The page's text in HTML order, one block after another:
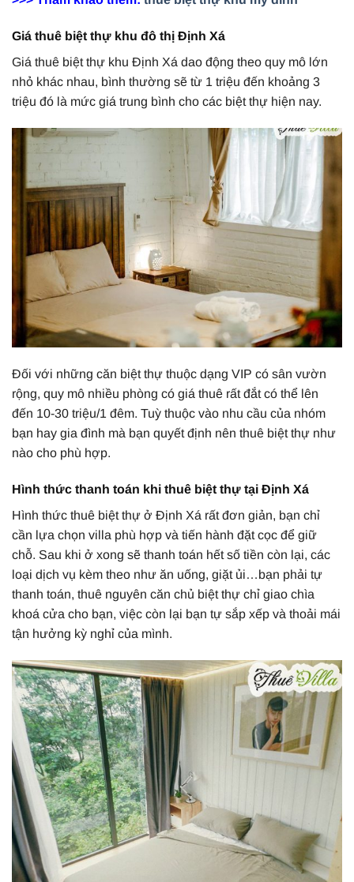
Giá thuê biệt thự khu đô thị Định Xá
Giá thuê biệt thự khu Định Xá dao động theo quy mô lớn
nhỏ khác nhau, bình thường sẽ từ 1 triệu đến khoảng 3
triệu đó là mức giá trung bình cho các biệt thự hiện nay.
Đối với những căn biệt thự thuộc dạng VIP có sân vườn
rộng, quy mô nhiều phòng có giá thuê rất đắt có thể lên
đến 10-30 triệu/1 đêm. Tuỳ thuộc vào nhu cầu của nhóm
bạn hay gia đình mà bạn quyết định nên thuê biệt thự như
nào cho phù hợp.
Hình thức thanh toán khi thuê biệt thự tại Định Xá
Hình thức thuê biệt thự ở Định Xá rất đơn giản, bạn chỉ
cần lựa chọn villa phù hợp và tiến hành đặt cọc để giữ
chỗ. Sau khi ở xong sẽ thanh toán hết số tiền còn lại, các
loại dịch vụ kèm theo như ăn uống, giặt ủi…bạn phải tự
thanh toán, thuê nguyên căn chủ biệt thự chỉ giao chìa
khoá cửa cho bạn, việc còn lại bạn tự sắp xếp và thoải mái
tận hưởng kỳ nghỉ của mình.